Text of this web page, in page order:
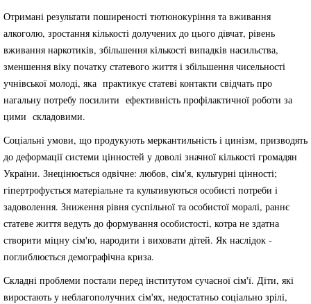
Отримані результати поширеності тютюнокуріння та вживання
алкоголю, зростання кількості долучених до цього дівчат, рівень
вживання наркотиків, збільшення кількості випадків насильства,
зменшення віку початку статевого життя і збільшення чисельності
учнівської молоді, яка практикує статеві контакти свідчать про
нагальну потребу посилити ефективність профілактичної роботи за
цими складовими.
Соціальні умови, що продукують меркантильність і цинізм, призводять
до деформації системи цінностей у доволі значної кількості громадян
України. Знецінюється одвічне: любов, сім'я, культурні цінності;
гіпертрофується матеріальне та культивуються особисті потреби і
задоволення. Зниження рівня суспільної та особистої моралі, раннє
статеве життя ведуть до формування особистості, котра не здатна
створити міцну сім'ю, народити і виховати дітей. Як наслідок -
поглиблюється демографічна криза.
Складні проблеми постали перед інститутом сучасної сім'ї. Діти, які
виростають у неблагополучних сім'ях, недостатньо соціально зрілі,